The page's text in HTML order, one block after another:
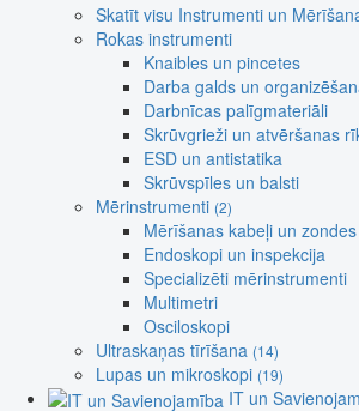
Skatīt visu Instrumenti un
Rokas instrumenti
Knaibles un pincetes
Darba galds un
Darbnīcas palīgmateriāli
Skrūvgrieži un atvēršanas
ESD un antistatika
Skrūvspīles un balsti
Mērinstrumenti (2)
Mērīšanas kabeļi un zondes
Endoskopi un inspekcija
Specializēti mērinstrumenti
Multimetri
Osciloskopi
Ultraskaņas tīrīšana (14)
Lupas un mikroskopi (19)
IT un